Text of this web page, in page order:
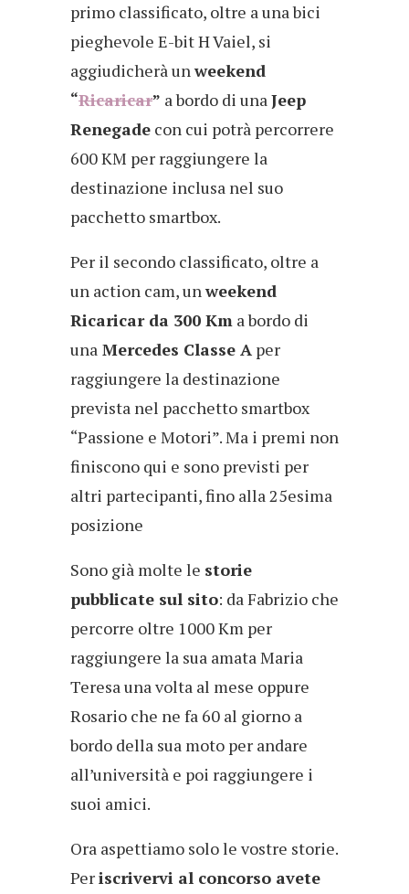
primo classificato, oltre a una bici
pieghevole E-bit H Vaiel, si
aggiudicherà unweekend
“Ricaricar” a bordo di unaJeep
Renegade con cui potrà percorrere
600 KM per raggiungere la
destinazione inclusa nel suo
pacchetto smartbox.
Per il secondo classificato, oltre a
un action cam, unweekend
Ricaricar da 300 Km a bordo di
una Mercedes Classe A per
raggiungere la destinazione
prevista nel pacchetto smartbox
“Passione e Motori”. Ma i premi non
finiscono qui e sono previsti per
altri partecipanti, fino alla 25esima
posizione
Sono già molte le storie
pubblicate sul sito: da Fabrizio che
percorre oltre 1000 Km per
raggiungere la sua amata Maria
Teresa una volta al mese oppure
Rosario che ne fa 60 al giorno a
bordo della sua moto per andare
all’università e poi raggiungere i
suoi amici.
Ora aspettiamo solo le vostre storie.
Periscrivervi al concorso avete